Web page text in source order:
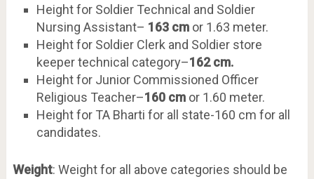
Height for Soldier Technical and Soldier
Nursing Assistant– 163 cmor 1.63 meter.
Height for Soldier Clerk and Soldier store
keeper technical category–162 cm.
Height for Junior Commissioned Officer
Religious Teacher–160 cmor 1.60 meter.
Height for TA Bharti for all state-160 cm for all
candidates.
Weight: Weight for all above categories should be